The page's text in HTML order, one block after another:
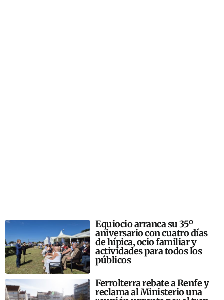
Equiocio arranca su 35º
aniversario con cuatro días
de hípica, ocio familiar y
actividades para todos los
públicos
Ferrolterra rebate a Renfe y
reclama al Ministerio una